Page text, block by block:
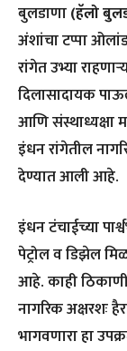
बुलडाणा(हॅलो
अंशांचा टप्पा
रांगेत उभ्या
दिलासादायक
आणि संस्थाध्यक्षा
इंधन रांगेतील
देण्यात आली आहे.
इंधन टंचाईच्या
पेट्रोल व डिझेल
आहे. काही
नागरिक अक्षरशः
भागवणारा हा